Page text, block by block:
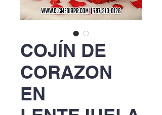
COJÍN DE
CORAZON
EN